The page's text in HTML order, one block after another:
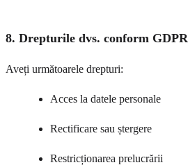
8. Drepturile dvs. conform GDPR
Aveți următoarele drepturi:
Acces la datele personale
Rectificare sau ștergere
Restricționarea prelucrării